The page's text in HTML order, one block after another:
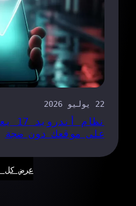
22 يوليو 2026
نظام
على موقعك دون ضجة
عرض كل